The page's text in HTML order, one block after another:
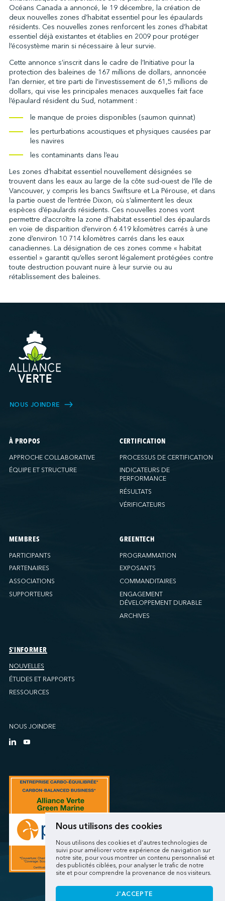
Nous utilisons des cookies
Nous utilisons des cookies et d'autres technologies de
suivi pour améliorer votre expérience de navigation sur
notre site, pour vous montrer un contenu personnalisé et
des publicités ciblées, pour analyser le trafic de notre
site et pour comprendre la provenance de nos visiteurs.
J'ACCEPTE
Océans Canada a annoncé, le 19 décembre, la création de
deux nouvelles zones d’habitat essentiel pour les épaulards
résidents. Ces nouvelles zones renforcent les zones d’habitat
essentiel déjà existantes et établies en 2009 pour protéger
l’écosystème marin si nécessaire à leur survie.
Cette annonce s’inscrit dans le cadre de l’Initiative pour la
protection des baleines de 167 millions de dollars, annoncée
l’an dernier, et tire parti de l’investissement de 61,5 millions de
dollars, qui vise les principales menaces auxquelles fait face
l’épaulard résident du Sud, notamment :
le manque de proies disponibles (saumon quinnat)
les perturbations acoustiques et physiques causées par
les navires
les contaminants dans l’eau
Les zones d’habitat essentiel nouvellement désignées se
trouvent dans les eaux au large de la côte sud-ouest de l’île de
Vancouver, y compris les bancs Swiftsure et La Pérouse, et dans
la partie ouest de l’entrée Dixon, où s’alimentent les deux
espèces d’épaulards résidents. Ces nouvelles zones vont
permettre d’accroître la zone d’habitat essentiel des épaulards
en voie de disparition d’environ 6 419 kilomètres carrés à une
zone d’environ 10 714 kilomètres carrés dans les eaux
canadiennes. La désignation de ces zones comme « habitat
essentiel » garantit qu’elles seront légalement protégées contre
toute destruction pouvant nuire à leur survie ou au
rétablissement des baleines.
NOUS JOINDRE
À PROPOS
APPROCHE COLLABORATIVE
ÉQUIPE ET STRUCTURE
CERTIFICATION
PROCESSUS DE CERTIFICATION
INDICATEURS DE
PERFORMANCE
RÉSULTATS
VÉRIFICATEURS
MEMBRES
PARTICIPANTS
PARTENAIRES
ASSOCIATIONS
SUPPORTEURS
GREENTECH
PROGRAMMATION
EXPOSANTS
COMMANDITAIRES
ENGAGEMENT
DÉVELOPPEMENT DURABLE
ARCHIVES
S'INFORMER
NOUVELLES
ÉTUDES ET RAPPORTS
RESSOURCES
NOUS JOINDRE